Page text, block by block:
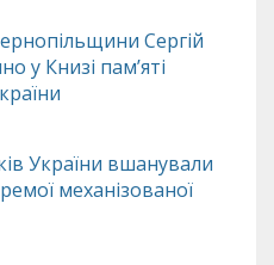
Сергій
у Книзі пам’яті
України вшанували
механізованої